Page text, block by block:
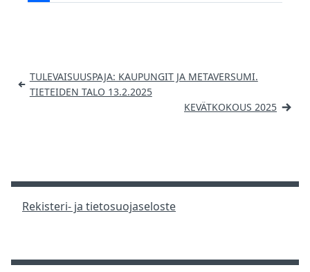
o
k
d
o
lr
e
Artikkelien
selaus
TULEVAISUUSPAJA: KAUPUNGIT JA METAVERSUMI.
TIETEIDEN TALO 13.2.2025
KEVÄTKOKOUS 2025
Rekisteri- ja tietosuojaseloste